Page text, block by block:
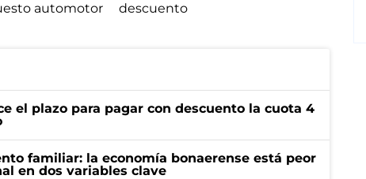
automotor descuento
el plazo para pagar con descuento la cuota 4
familiar: la economía bonaerense está peor
en dos variables clave